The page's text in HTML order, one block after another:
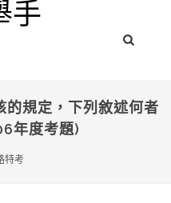
的規定，下列敘述何者
年度考題)
特考